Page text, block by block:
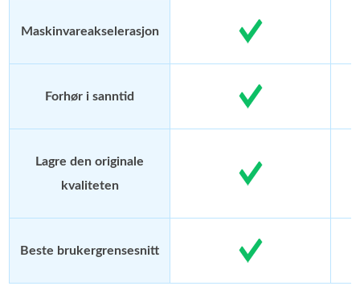
Maskinvareakselerasjon
Forhør i sanntid
Lagre den originale
kvaliteten
Beste brukergrensesnitt